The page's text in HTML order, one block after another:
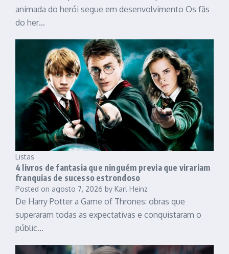
animada do herói segue em desenvolvimento Os fãs
do her…
Listas
4 livros de fantasia que ninguém previa que virariam
franquias de sucesso estrondoso
Posted on agosto 7, 2026 by Karl Heinz
De Harry Potter a Game of Thrones: obras que
superaram todas as expectativas e conquistaram o
públic…